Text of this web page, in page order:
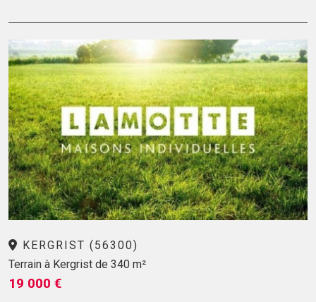
KERGRIST (56300)
Terrain à Kergrist de 340 m²
19 000 €